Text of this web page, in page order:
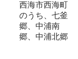
西海市西海町
のうち、七釜
郷、中浦南
郷、中浦北郷